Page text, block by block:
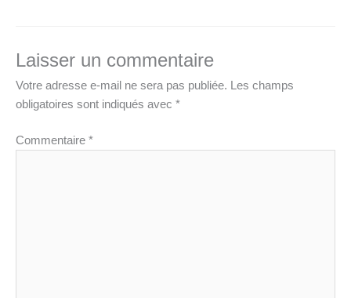
Laisser un commentaire
Votre adresse e-mail ne sera pas publiée.
Les champs
obligatoires sont indiqués avec *
Commentaire *